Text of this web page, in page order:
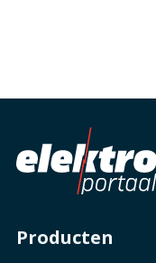
Producten